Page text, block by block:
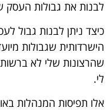
לבנות את גבולות העסק
כיצד ניתן לבנות גבול
הישרדותית שגבולות
שהרצונות שלי לא
לי.
אלו תפיסות המנהלות